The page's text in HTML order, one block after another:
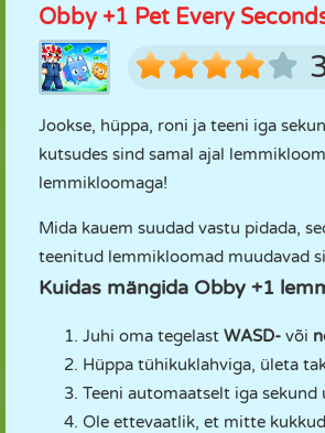
Obby +1 Pet Every
Jookse, hüppa, roni ja teeni iga
kutsudes sind samal ajal
lemmikloomaga!
Mida kauem suudad vastu pidada,
teenitud lemmikloomad muudavad
Kuidas mängida Obby +1
Juhi oma tegelast WASD- või
Hüppa tühikuklahviga, ületa
Teeni automaatselt iga sekund
Ole ettevaatlik, et mitte